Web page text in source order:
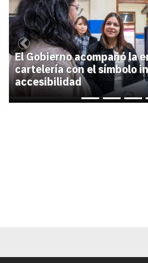
El Gobierno acompañó la
cartelería con el símbolo
accesibilidad
Previous